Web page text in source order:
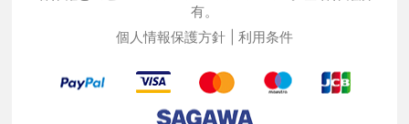
有。
個人情報保護方針
利用条件